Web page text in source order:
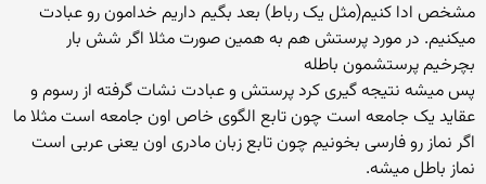
مشخص ادا کنیم(مثل یک رباط) بعد بگیم داریم خدامون رو عبادت
میکنیم. در مورد پرستش هم به همین صورت مثلا اگر شش بار
بچرخیم پرستشمون باطله
پس میشه نتیجه گیری کرد پرستش و عبادت نشات گرفته از رسوم و
عقاید یک جامعه است چون تابع الگوی خاص اون جامعه است مثلا ما
اگر نماز رو فارسی بخونیم چون تابع زبان مادری اون یعنی عربی است
نماز باطل میشه.